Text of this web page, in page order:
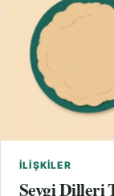
İLIŞKILER
Sevgi Dilleri